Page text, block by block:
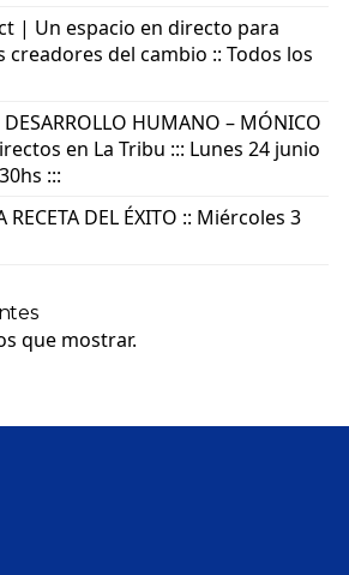
| Un espacio en directo para
del cambio :: Todos los
HUMANO – MÓNICO
en La Tribu ::: Lunes 24 junio
:::
DEL ÉXITO :: Miércoles 3
que mostrar.